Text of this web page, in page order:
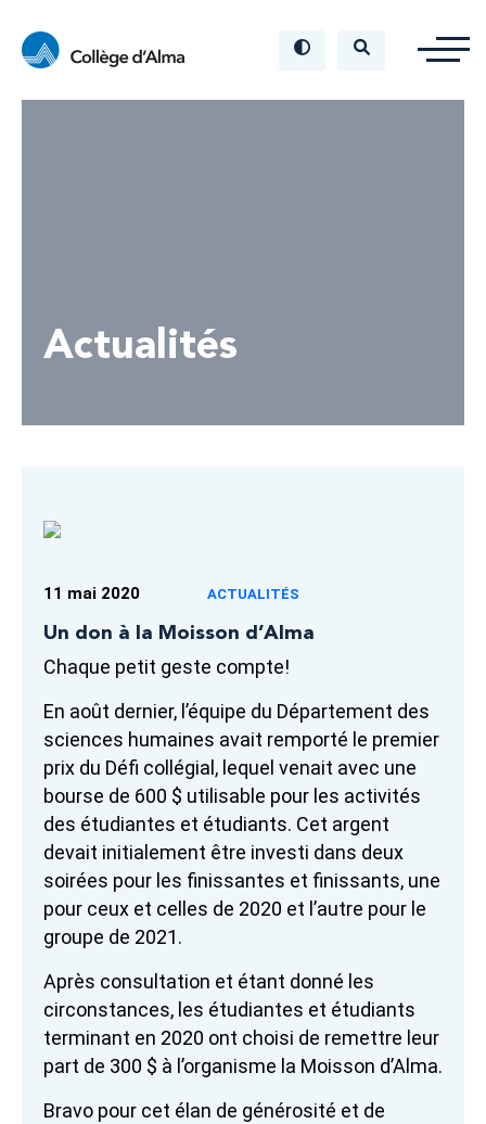
Actualités
11 mai 2020 ACTUALITÉS
Un don à la Moisson d’Alma
Chaque petit geste compte!
En août dernier, l’équipe du Département des
sciences humaines avait remporté le premier
prix du Défi collégial, lequel venait avec une
bourse de 600 $ utilisable pour les activités
des étudiantes et étudiants. Cet argent
devait initialement être investi dans deux
soirées pour les finissantes et finissants, une
pour ceux et celles de 2020 et l’autre pour le
groupe de 2021.
Après consultation et étant donné les
circonstances, les étudiantes et étudiants
terminant en 2020 ont choisi de remettre leur
part de 300 $ à l’organisme la Moisson d’Alma.
Bravo pour cet élan de générosité et de